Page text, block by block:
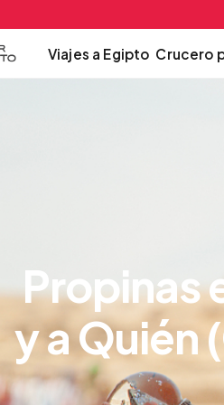
Viajes a Egipto Crucero
Propinas
y a Quién